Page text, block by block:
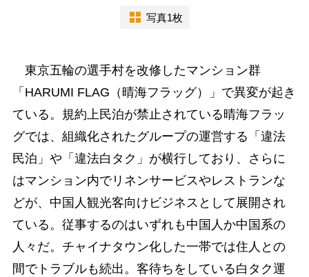
写真1枚
東京五輪の選手村を改修したマンション群
「HARUMI FLAG（晴海フラッグ）」で異変が起き
ている。規約上民泊が禁止されている晴海フラッ
グでは、組織化されたグループの運営する「違法
民泊」や「違法白タク」が横行しており、さらに
はマンション内でリネンサービスやレストランな
どが、中国人観光客向けビジネスとして展開され
ている。従事するのはいずれも中国人か中国系の
人々だ。チャイナタウン化した一帯では住人との
間でトラブルも続出。客待ちをしている白タク運